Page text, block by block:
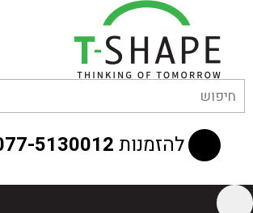
להזמנות077-5130012